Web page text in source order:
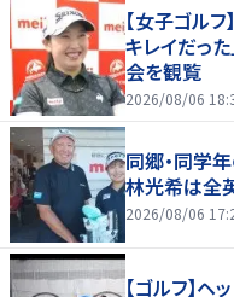
【女子ゴルフ
キレイだっ
会を観覧
2026/08/06
同郷・同学
林光希は全
2026/08/06
【ゴルフ】